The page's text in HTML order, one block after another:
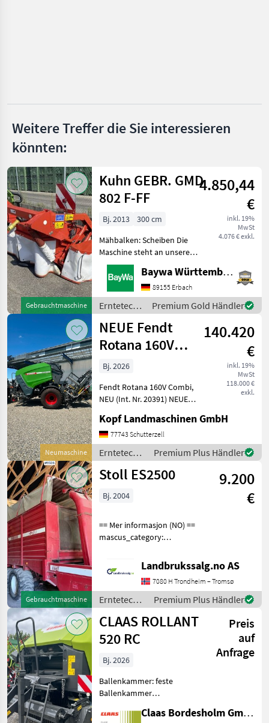
Reform
Alle 12
MARKTPLATZ
Marktplatz Händlerangebote Kleinanzeigen
Weitere Treffer die Sie interessieren
könnten:
Gebrauchtmaschine
Kuhn GEBR. GMD
802 F-FF
4.850,44
€
inkl. 19%
MwSt
4.076 € exkl.
Bj. 2013
300 cm
Mähbalken: Scheiben Die
Maschine steht an unserem
BayWa-Standort in DE-
88214 Ravensburg.Gerne
steht Ihnen Herr Schmid
unter Tel.: 0151 1610 3978
für Ihre Anfrage zur
Baywa Württemberg
89155 Erbach
Erntetechnik
Grünland /
Kuhn
Premium Gold Händler
Neumaschine
NEUE Fendt
Rotana 160V
Combi
Rundballenpresse,
i
140.420
€
inkl. 19%
MwSt
118.000 €
exkl.
Bj. 2026
Fendt Rotana 160V Combi,
NEU (Int. Nr. 20391) NEUE
Typ Rotana 160V Combi
Baujahr 2026 40km/h Netz-
und Folienbindung,
integrierte Wickelein
Kopf Landmaschinen GmbH
77743 Schutterzell
Erntetechnik
Grünland /
Fendt
Premium Plus Händler
Gebrauchtmaschine
Stoll ES2500
9.200
€
Bj. 2004
== Mer informasjon (NO) ==
mascus_category:
provide reference number
upon request: 9506 See
en.landbrukssalg.no/9506
for more images Specif
Landbrukssalg.no AS
7080 H Trondheim – Tromsø
Erntetechnik
Grünland /
Stoll
Premium Plus Händler
CLAAS ROLLANT
520 RC
Preis
auf
Anfrage
Bj. 2026
Ballenkammer: feste
Ballenkammer
mit
Claas Bordesholm GmbH